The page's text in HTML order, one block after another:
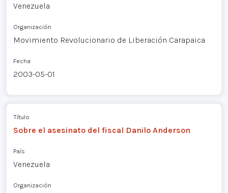
Venezuela
Organización
Movimiento Revolucionario de Liberación Carapaica
Fecha
2003-05-01
Título
Sobre el asesinato del fiscal Danilo Anderson
País
Venezuela
Organización